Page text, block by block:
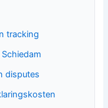
tracking
disputes